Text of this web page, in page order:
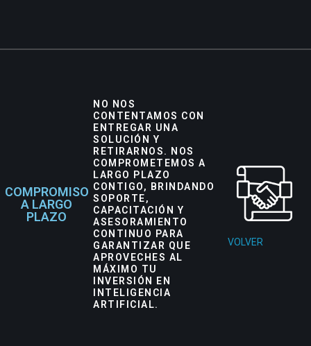
COMPROMISO
A LARGO
PLAZO
NO NOS
CONTENTAMOS CON
ENTREGAR UNA
SOLUCIÓN Y
RETIRARNOS. NOS
COMPROMETEMOS A
LARGO PLAZO
CONTIGO, BRINDANDO
SOPORTE,
CAPACITACIÓN Y
ASESORAMIENTO
CONTINUO PARA
GARANTIZAR QUE
APROVECHES AL
MÁXIMO TU
INVERSIÓN EN
INTELIGENCIA
ARTIFICIAL.
VOLVER